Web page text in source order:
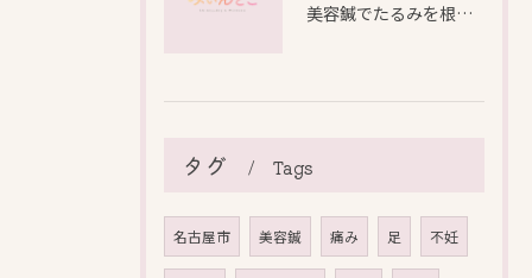
美容鍼でたるみを根本から改善し自然なリフトアップを叶える方法
タグ Tags
名古屋市 美容鍼 痛み 足 不妊